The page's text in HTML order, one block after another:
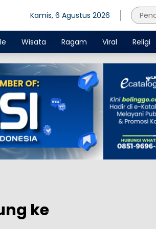
Kamis, 6 Agustus 2026
Wisata Ragam Viral Religi
ke